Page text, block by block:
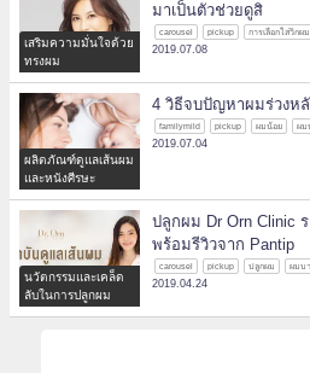
เสริมความมั่นใจด้วย
ทรงผม
มาเป็นตัวช่วยดูสิ
carousel pickup การเลือกใส่วิกผม
2019.07.08
ผลิตภัณฑ์ดูแลเส้นผม
และหนังศีรษะ
4 วิธีจบปัญหาผมร่วงห
familymild pickup ผมน้อย ผม
2019.07.04
นวัตกรรมและเคล็ด
ลับในการปลูกผม
ปลูกผม Dr Orn Clinic
พร้อมรีวิวจาก Pantip
carousel pickup ปลูกผม ผมบ
2019.04.24